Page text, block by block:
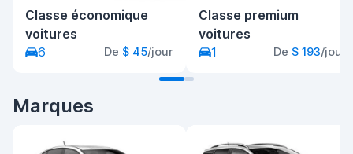
Classe économique
voitures
6
De $ 45/jour
Classe premium
voitures
1
De $ 193/jour
Marques